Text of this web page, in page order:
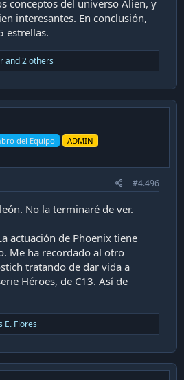
conceptos del universo Alien, y
interesantes. En conclusión,
estrellas.
and 2 others
del Equipo ADMIN
#4.496
No la terminaré de ver.
actuación de Phoenix tiene
Me ha recordado al otro
tratando de dar vida a
Héroes, de C13. Así de
E. Flores